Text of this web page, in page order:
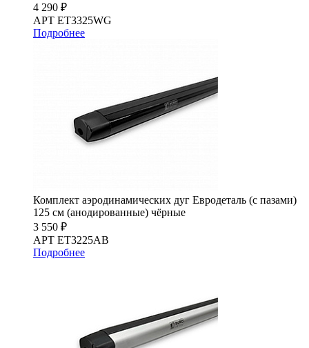
4 290 ₽
АРТ ET3325WG
Подробнее
Комплект аэродинамических дуг Евродеталь (с пазами)
125 см (анодированные) чёрные
3 550 ₽
АРТ ET3225AB
Подробнее